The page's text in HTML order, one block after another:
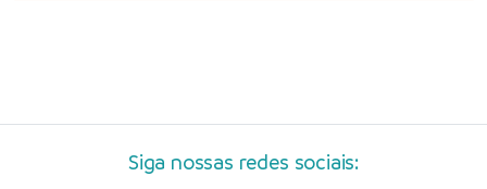
Siga nossas redes sociais: